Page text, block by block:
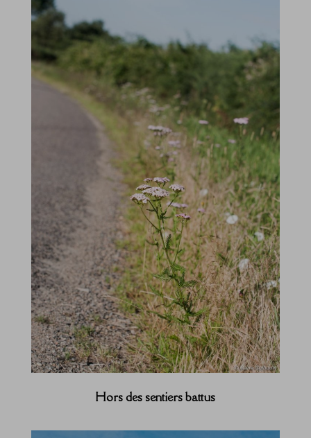
Hors des sentiers battus